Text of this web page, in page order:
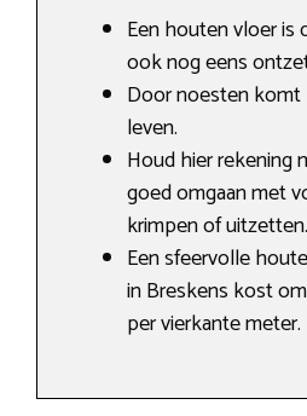
Een houten vloer is
ook nog eens
Door noesten
leven.
Houd hier rekening
goed omgaan met
krimpen of uitzetten.
Een sfeervolle
in Breskens kost
per vierkante meter.